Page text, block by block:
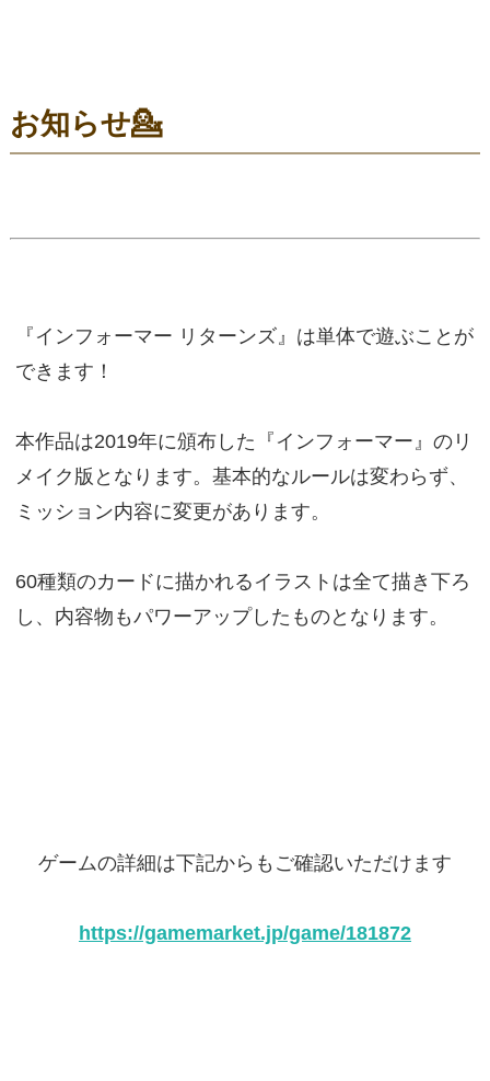
お知らせ💁
『インフォーマー リターンズ』は単体で遊ぶことが
できます！
本作品は2019年に頒布した『インフォーマー』のリ
メイク版となります。基本的なルールは変わらず、
ミッション内容に変更があります。
60種類のカードに描かれるイラストは全て描き下ろ
し、内容物もパワーアップしたものとなります。
ゲームの詳細は下記からもご確認いただけます
https://gamemarket.jp/game/181872